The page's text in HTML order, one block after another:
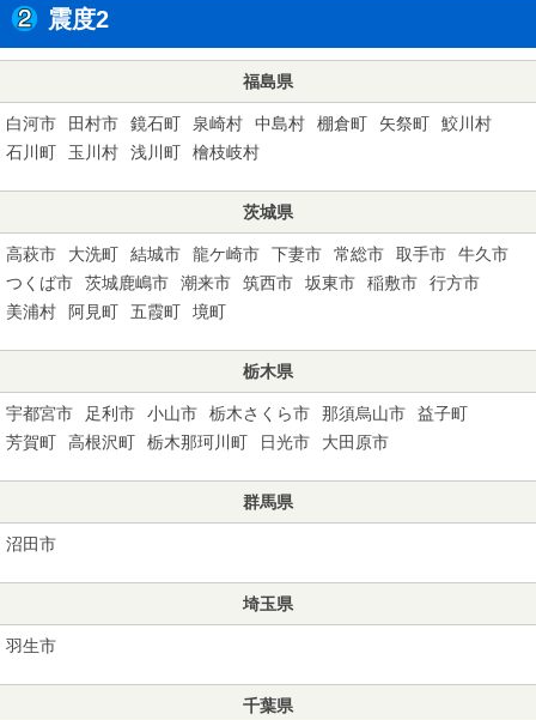
震度2
福島県
白河市 田村市 鏡石町 泉崎村 中島村 棚倉町 矢祭町
鮫川村
石川町
玉川村 浅川町 檜枝岐村
茨城県
高萩市 大洗町 結城市 龍ケ崎市 下妻市 常総市 取手市
牛久市
つくば市
茨城鹿嶋市 潮来市 筑西市 坂東市 稲敷市
行方市
美浦村
阿見町 五霞町 境町
栃木県
宇都宮市 足利市 小山市 栃木さくら市 那須烏山市
益子町
芳賀町
高根沢町 栃木那珂川町 日光市 大田原市
群馬県
沼田市
埼玉県
羽生市
千葉県